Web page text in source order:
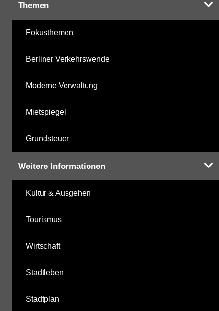
Themen
Fokusthemen
Berliner Verkehrswende
Moderne Verwaltung
Mietspiegel
Grundsteuer
Weitere Informationen
Kultur & Ausgehen
Tourismus
Wirtschaft
Stadtleben
Stadtplan